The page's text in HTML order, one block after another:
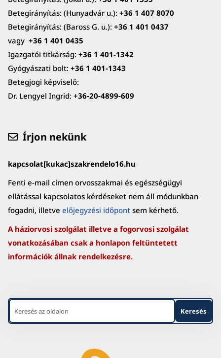
Betegirányítás: (Hunyadvár u.): +36 1 407 8070
Betegirányítás: (Baross G. u.): +36 1 401 0437
vagy +36 1 401 0435
Igazgatói titkárság: +36 1 401-1342
Gyógyászati bolt: +36 1 401-1343
Betegjogi képviselő:
Dr. Lengyel Ingrid: +36-20-4899-609
Írjon nekünk
kapcsolat[kukac]szakrendelo16.hu
Fenti e-mail címen orvosszakmai és egészségügyi
ellátással kapcsolatos kérdéseket nem áll módunkban
fogadni, illetve előjegyzési időpontsem kérhető.
A háziorvosi szolgálat illetve a fogorvosi szolgálat
vonatkozásában csak a honlapon feltüntetett
információk állnak rendelkezésre.